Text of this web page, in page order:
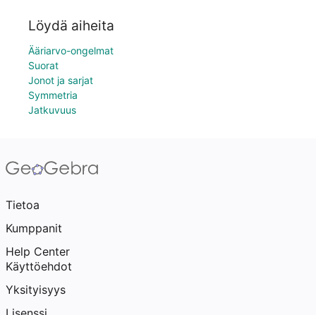
Löydä aiheita
Ääriarvo-ongelmat
Suorat
Jonot ja sarjat
Symmetria
Jatkuvuus
Tietoa
Kumppanit
Help Center
Käyttöehdot
Yksityisyys